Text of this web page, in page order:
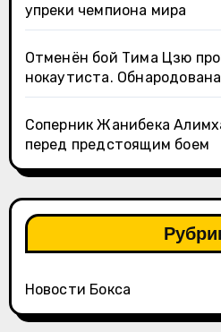
упреки чемпиона мира
Отменён бой Тима Цзю
нокаутиста.
Соперник Жанибека
перед предстоящим боем
Новости Бокса